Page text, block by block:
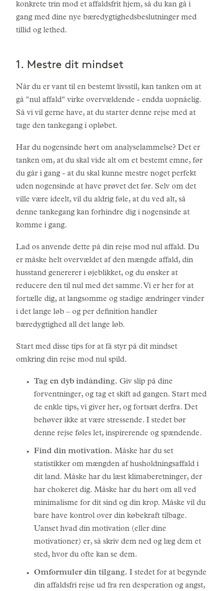
konkrete trin mod et affaldsfrit hjem, så du kan gå i
gang med dine nye bæredygtighedsbeslutninger med
tillid og lethed.
1. Mestre dit mindset
Når du er vant til en bestemt livsstil, kan tanken om at
gå "nul affald" virke overvældende - endda uopnåelig.
Så vi vil gerne have, at du starter denne rejse med at
tage den tankegang i opløbet.
Har du nogensinde hørt om analyselammelse? Det er
tanken om, at du skal vide alt om et bestemt emne, før
du går i gang - at du skal kunne mestre noget perfekt
uden nogensinde at have prøvet det før. Selv om det
ville være ideelt, vil du aldrig føle, at du ved alt, så
denne tankegang kan forhindre dig i nogensinde at
komme i gang.
Lad os anvende dette på din rejse mod nul affald. Du
er måske helt overvældet af den mængde affald, din
husstand genererer i øjeblikket, og du ønsker at
reducere den til nul med det samme. Vi er her for at
fortælle dig, at langsomme og stadige ændringer vinder
i det lange løb – og per definition handler
bæredygtighed all det lange løb.
Start med disse tips for at få styr på dit mindset
omkring din rejse mod nul spild.
Tag en dyb indånding. Giv slip på dine
forventninger, og tag et skift ad gangen. Start med
de enkle tips, vi giver her, og fortsæt derfra. Det
behøver ikke at være stressende. I stedet bør
denne rejse føles let, inspirerende og spændende.
Find din motivation. Måske har du set
statistikker om mængden af husholdningsaffald i
dit land. Måske har du læst klimaberetninger, der
har chokeret dig. Måske har du hørt om all ved
minimalisme for dit sind og din krop. Måske vil du
bare have kontrol over din købekraft tilbage.
Uanset hvad din motivation (eller dine
motivationer) er, så skriv dem ned og læg dem et
sted, hvor du ofte kan se dem.
Omformuler din tilgang. I stedet for at begynde
din affaldsfri rejse ud fra ren desperation og angst,